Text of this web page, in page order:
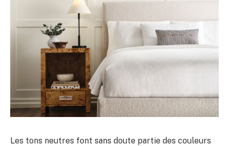
Les tons neutres font sans doute partie des couleurs